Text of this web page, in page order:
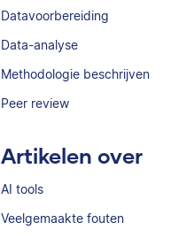
Datavoorbereiding
Data-analyse
Methodologie beschrijven
Peer review
Artikelen over
AI tools
Veelgemaakte fouten